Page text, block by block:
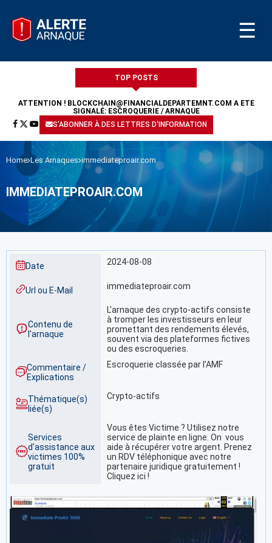
☰
TOP POSTS
ATTENTION ! BLOCKCHAIN@FINANCIALDEPARTEMNT.COM A ÉTÉ
SIGNALÉ: ESCROQUERIE / ARNAQUE
S'ABONNER À DES LETTRES D'INFORMATION
Home Les Arnaques immediateproair.com
IMMEDIATEPROAIR.COM
Date 2024-08-08
Url ou E-Mail immediateproair.com
Contenu de
l'arnaque
L'arnaque des crypto-actifs consiste
à tromper les investisseurs en leur
promettant des rendements élevés,
souvent via des plateformes fictives
ou des escroqueries.
Commentaire /
Explications
Escroquerie classée par l’AMF
Thématique(s)
liée(s)
Crypto-actifs
Services
d'assistance aux
victimes 100%
gratuit
Vous êtes Victime ? Utilisez notre
service de plainte en ligne. On vous
aide à récupérer votre argent. Prenez
un RDV téléphonique avec notre
partenaire juridique gratuitement !
Cliquez ici !